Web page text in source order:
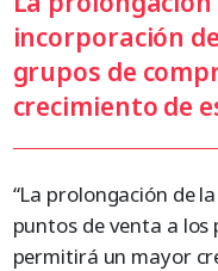
incorporación
grupos de
crecimiento de
“La prolongación de
puntos de venta a
permitirá un mayor